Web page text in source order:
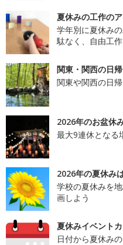
夏休みの工作の
学年別に夏休み
駄なく、自由工
関東・関西の日
関東や関西の日
2026年のお盆休
最大9連休となる
2026年の夏休み
学校の夏休みを
画しよう
夏休みイベント
日付から夏休み